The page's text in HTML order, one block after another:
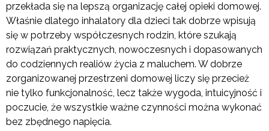
przekłada się na lepszą organizację całej opieki domowej.
Właśnie dlatego inhalatory dla dzieci tak dobrze wpisują
się w potrzeby współczesnych rodzin, które szukają
rozwiązań praktycznych, nowoczesnych i dopasowanych
do codziennych realiów życia z maluchem. W dobrze
zorganizowanej przestrzeni domowej liczy się przecież
nie tylko funkcjonalność, lecz także wygoda, intuicyjność i
poczucie, że wszystkie ważne czynności można wykonać
bez zbędnego napięcia.